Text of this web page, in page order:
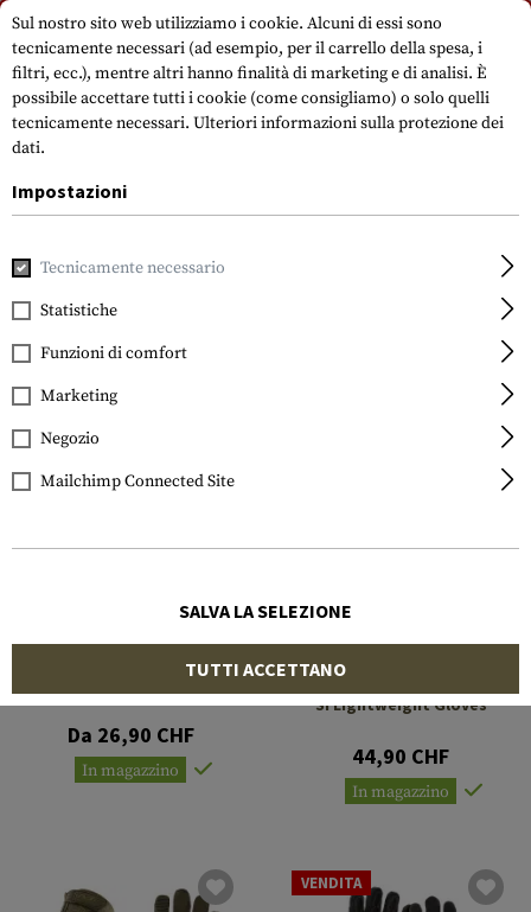
Si prega di notare che i tempi di consegna possono variare a causa di un
giorno festivo su 15.08.2026.
Casa Indumenti Guanti
FILTRO
MECHANIX WEAR
Da 26,90 CHF
In magazzino
SI Lightweight Gloves
44,90 CHF
In magazzino
VENDITA
Sul nostro sito web utilizziamo i cookie. Alcuni di essi sono
tecnicamente necessari (ad esempio, per il carrello della spesa, i
filtri, ecc.), mentre altri hanno finalità di marketing e di analisi. È
possibile accettare tutti i cookie (come consigliamo) o solo quelli
tecnicamente necessari. Ulteriori informazioni sulla protezione dei
dati.
Impostazioni
Tecnicamente necessario
Statistiche
Funzioni di comfort
Marketing
Negozio
Mailchimp Connected Site
SALVA LA SELEZIONE
TUTTI ACCETTANO